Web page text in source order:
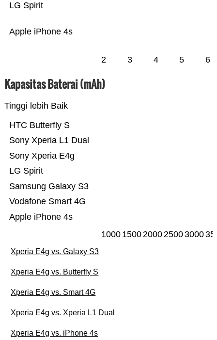
Apple iPhone 4s
LG Spirit
2 3 4 5 6
Kapasitas Baterai (mAh)
Tinggi lebih Baik
Apple iPhone 4s
Vodafone Smart 4G
Samsung Galaxy S3
LG Spirit
Sony Xperia E4g
Sony Xperia L1 Dual
HTC Butterfly S
1000 1500200025003000
Xperia E4g vs. Galaxy S3
Xperia E4g vs. Butterfly S
Xperia E4g vs. Smart 4G
Xperia E4g vs. Xperia L1 Dual
Xperia E4g vs. iPhone 4s